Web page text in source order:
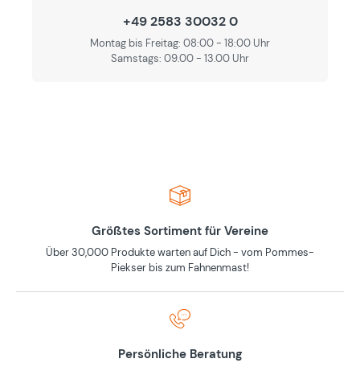
+49 2583 30032 0
Montag bis Freitag: 08:00 - 18:00 Uhr
Samstags: 09.00 - 13.00 Uhr
Größtes Sortiment für Vereine
Über 30,000 Produkte warten auf Dich - vom Pommes-
Piekser bis zum Fahnenmast!
Persönliche Beratung